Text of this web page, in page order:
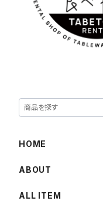
HOME
ABOUT
ALL ITEM